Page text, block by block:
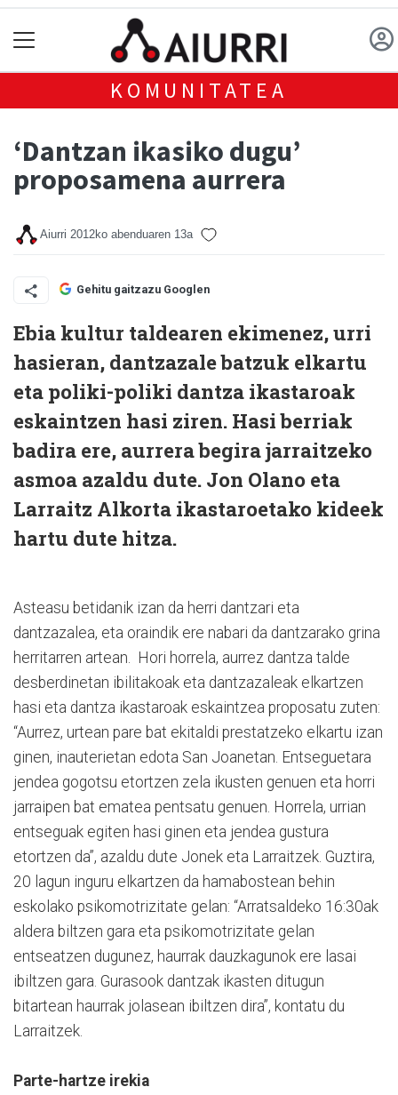
KOMUNITATEA
‘Dantzan ikasiko dugu’
proposamena aurrera
Aiurri 2012ko abenduaren 13a
Gehitu gaitzazu Googlen
Ebia kultur taldearen ekimenez, urri
hasieran, dantzazale batzuk elkartu
eta poliki-poliki dantza ikastaroak
eskaintzen hasi ziren. Hasi berriak
badira ere, aurrera begira jarraitzeko
asmoa azaldu dute. Jon Olano eta
Larraitz Alkorta ikastaroetako kideek
hartu dute hitza.
Asteasu betidanik izan da herri dantzari eta
dantzazalea, eta oraindik ere nabari da dantzarako grina
herritarren artean. Hori horrela, aurrez dantza talde
desberdinetan ibilitakoak eta dantzazaleak elkartzen
hasi eta dantza ikastaroak eskaintzea proposatu zuten:
“Aurrez, urtean pare bat ekitaldi prestatzeko elkartu izan
ginen, inauterietan edota San Joanetan. Entseguetara
jendea gogotsu etortzen zela ikusten genuen eta horri
jarraipen bat ematea pentsatu genuen. Horrela, urrian
entseguak egiten hasi ginen eta jendea gustura
etortzen da”, azaldu dute Jonek eta Larraitzek. Guztira,
20 lagun inguru elkartzen da hamabostean behin
eskolako psikomotrizitate gelan: “Arratsaldeko 16:30ak
aldera biltzen gara eta psikomotrizitate gelan
entseatzen dugunez, haurrak dauzkagunok ere lasai
ibiltzen gara. Gurasook dantzak ikasten ditugun
bitartean haurrak jolasean ibiltzen dira”, kontatu du
Larraitzek.
Parte-hartze irekia